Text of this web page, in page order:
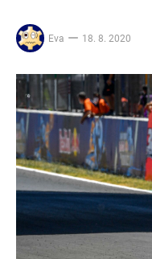
Eva 18. 8. 2020